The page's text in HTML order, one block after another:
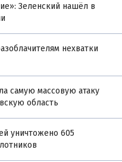
Зеленский нашёл в
нехватки
самую массовую атаку
область
уничтожено 605